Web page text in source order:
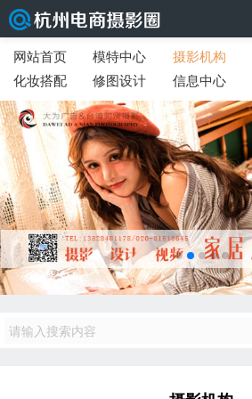
网站首页 模特中心 摄影机构
化妆搭配
修图设计 信息中心